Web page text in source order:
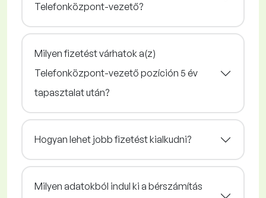
Telefonközpont-vezető?
Milyen fizetést várhatok a(z)
Telefonközpont-vezető pozíción 5 év
tapasztalat után?
Hogyan lehet jobb fizetést kialkudni?
Milyen adatokból indul ki a bérszámítás